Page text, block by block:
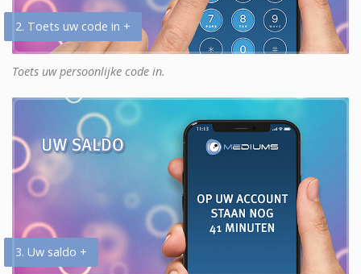
2. Toets uw code in +
Toets uw persoonlijke code in.
3. Uw saldo +